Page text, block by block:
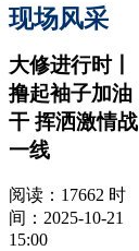
现场风采
大修进行时丨
撸起袖子加油
干 挥洒激情战
一线
阅读：17662 时
间：2025-10-21
15:00